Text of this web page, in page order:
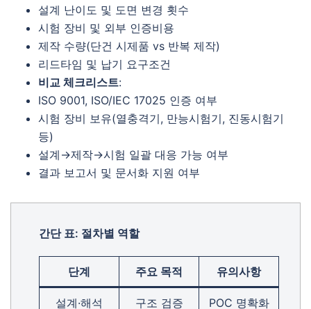
설계 난이도 및 도면 변경 횟수
시험 장비 및 외부 인증비용
제작 수량(단건 시제품 vs 반복 제작)
리드타임 및 납기 요구조건
비교 체크리스트:
ISO 9001, ISO/IEC 17025 인증 여부
시험 장비 보유(열충격기, 만능시험기, 진동시험기
등)
설계→제작→시험 일괄 대응 가능 여부
결과 보고서 및 문서화 지원 여부
간단 표: 절차별 역할
단계 주요 목적 유의사항
설계·해석 구조 검증 POC 명확화